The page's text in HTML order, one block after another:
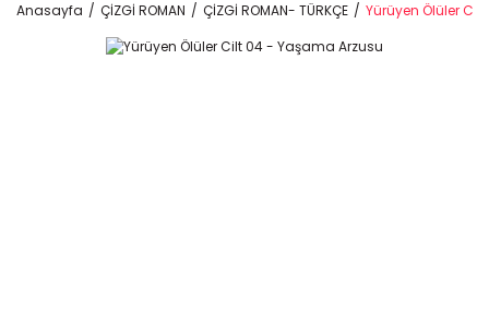
Anasayfa ÇİZGİ ROMAN ÇİZGİ ROMAN- TÜRKÇE Yürüyen Ölüler